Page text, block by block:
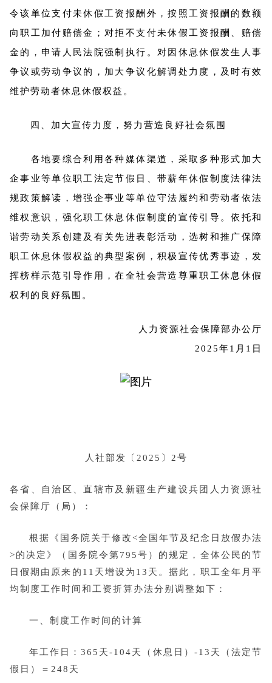
令该单位支付未休假工资报酬外，按照工资报酬的数额
向职工加付赔偿金；对拒不支付未休假工资报酬、赔偿
金的，申请人民法院强制执行。对因休息休假发生人事
争议或劳动争议的，加大争议化解调处力度，及时有效
维护劳动者休息休假权益。
四、加大宣传力度，努力营造良好社会氛围
各地要综合利用各种媒体渠道，采取多种形式加大
企事业等单位职工法定节假日、带薪年休假制度法律法
规政策解读，增强企事业等单位守法履约和劳动者依法
维权意识，强化职工休息休假制度的宣传引导。依托和
谐劳动关系创建及有关先进表彰活动，选树和推广保障
职工休息休假权益的典型案例，积极宣传优秀事迹，发
挥榜样示范引导作用，在全社会营造尊重职工休息休假
权利的良好氛围。
人力资源社会保障部办公厅
2025年1月1日
人社部发〔2025〕2号
各省、自治区、直辖市及新疆生产建设兵团人力资源社
会保障厅（局）：
根据
《国务院关于修改<全国年节及纪念日放假办法
>的决定》
（国务院令第795号）的规定，全体公民的节
日假期由原来的11天增设为13天。据此，职工全年月平
均制度工作时间和工资折算办法分别调整如下：
一、制度工作时间的计算
年工作日：365天-104天（休息日）-13天（法定节
假日）＝248天